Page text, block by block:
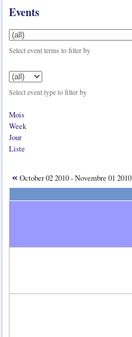
Events
Select event terms to filter by
Select event type to filter by
Mois
Week
Jour
Liste
« October 02 2010 - Novembre 01 2010